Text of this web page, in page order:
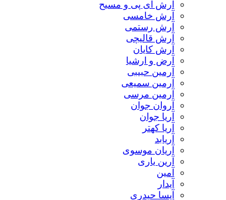
آرش ای پی و مسیح
آرش خامسی
آرش رستمی
آرش قالیچی
آرش کایان
​آرض و ارشیا
آرمین حبیبی
آرمین سمیعی
آرمین مرسی
آروان جوان
آریا جوان
آریا کهتر
آریابد
آریان موسوی
آرین یاری
آمین
آیدار
آیسا حیدری